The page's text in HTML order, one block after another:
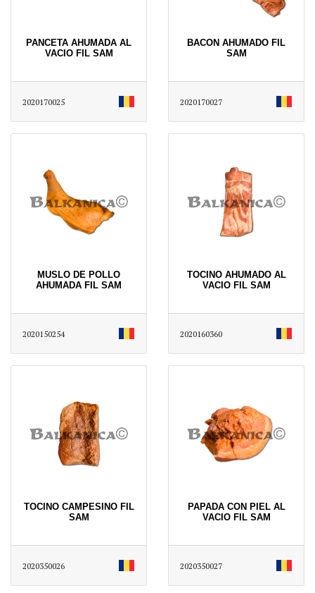
PANCETA AHUMADA AL
VACIO FIL SAM
2020170025
BACON AHUMADO FIL
SAM
2020170027
MUSLO DE POLLO
AHUMADA FIL SAM
2020150254
TOCINO AHUMADO AL
VACIO FIL SAM
2020160360
TOCINO CAMPESINO FIL
SAM
2020350026
PAPADA CON PIEL AL
VACIO FIL SAM
2020350027